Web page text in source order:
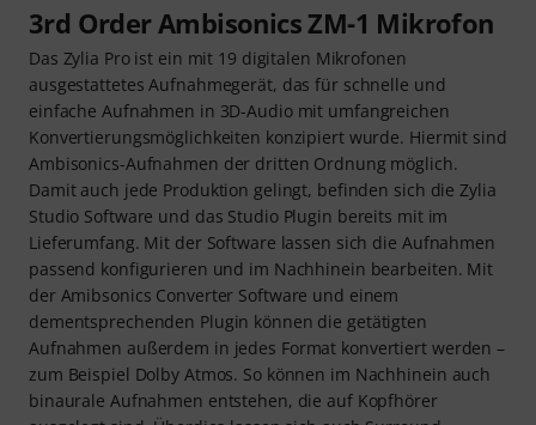
3rd Order Ambisonics ZM-1 Mikrofon
Das Zylia Pro ist ein mit 19 digitalen Mikrofonen
ausgestattetes Aufnahmegerät, das für schnelle und
einfache Aufnahmen in 3D-Audio mit umfangreichen
Konvertierungsmöglichkeiten konzipiert wurde. Hiermit sind
Ambisonics-Aufnahmen der dritten Ordnung möglich.
Damit auch jede Produktion gelingt, befinden sich die Zylia
Studio Software und das Studio Plugin bereits mit im
Lieferumfang. Mit der Software lassen sich die Aufnahmen
passend konfigurieren und im Nachhinein bearbeiten. Mit
der Amibsonics Converter Software und einem
dementsprechenden Plugin können die getätigten
Aufnahmen außerdem in jedes Format konvertiert werden –
zum Beispiel Dolby Atmos. So können im Nachhinein auch
binaurale Aufnahmen entstehen, die auf Kopfhörer